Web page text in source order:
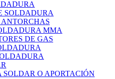
SOLDADURA
MMA
DE GAS
O APORTACIÓN